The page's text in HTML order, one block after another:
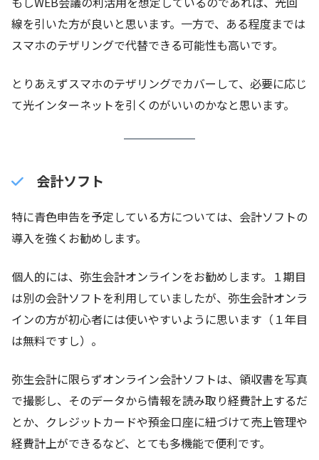
線を引いた方が良いと思います。一方で、ある程度までは
スマホのテザリングで代替できる可能性も高いです。
とりあえずスマホのテザリングでカバーして、必要に応じ
て光インターネットを引くのがいいのかなと思います。
会計ソフト
特に青色申告を予定している方については、会計ソフトの
導入を強くお勧めします。
個人的には、弥生会計オンラインをお勧めします。１期目
は別の会計ソフトを利用していましたが、弥生会計オンラ
インの方が初心者には使いやすいように思います（１年目
は無料ですし）。
弥生会計に限らずオンライン会計ソフトは、領収書を写真
で撮影し、そのデータから情報を読み取り経費計上するだ
とか、クレジットカードや預金口座に紐づけて売上管理や
経費計上ができるなど、とても多機能で便利です。